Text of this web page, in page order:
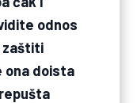
odnos
zaštiti
ona doista